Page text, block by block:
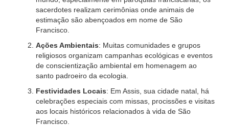
sacerdotes realizam cerimônias onde animais de
estimação são abençoados em nome de São
Francisco.
Ações Ambientais: Muitas comunidades e grupos
religiosos organizam campanhas ecológicas e eventos
de conscientização ambiental em homenagem ao
santo padroeiro da ecologia.
Festividades Locais: Em Assis, sua cidade natal, há
celebrações especiais com missas, procissões e visitas
aos locais históricos relacionados à vida de São
Francisco.